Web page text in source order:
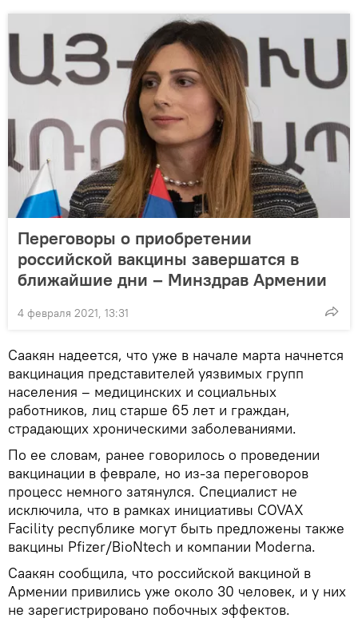
Переговоры о приобретении
российской вакцины завершатся в
ближайшие дни – Минздрав Армении
4 февраля 2021, 13:31
Саакян надеется, что уже в начале марта начнется
вакцинация представителей уязвимых групп
населения – медицинских и социальных
работников, лиц старше 65 лет и граждан,
страдающих хроническими заболеваниями.
По ее словам, ранее говорилось о проведении
вакцинации в феврале, но из-за переговоров
процесс немного затянулся. Специалист не
исключила, что в рамках инициативы COVAX
Facility республике могут быть предложены также
вакцины Pfizer/BioNtech и компании Moderna.
Саакян сообщила, что российской вакциной в
Армении привились уже около 30 человек, и у них
не зарегистрировано побочных эффектов.